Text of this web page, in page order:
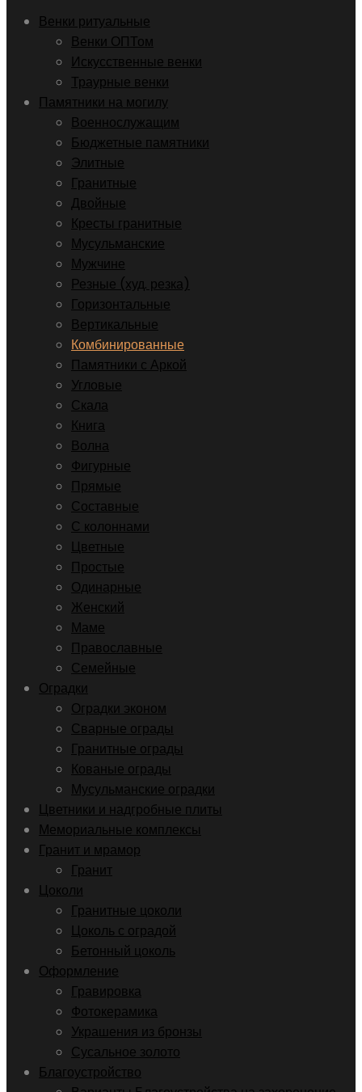
Венки ритуальные
Венки ОПТом
Искусственные венки
Траурные венки
Памятники на могилу
Военнослужащим
Бюджетные памятники
Элитные
Гранитные
Двойные
Кресты гранитные
Мусульманские
Мужчине
Резные (худ. резка)
Горизонтальные
Вертикальные
Комбинированные
Памятники с Аркой
Угловые
Скала
Книга
Волна
Фигурные
Прямые
Составные
С колоннами
Цветные
Простые
Одинарные
Женский
Маме
Православные
Семейные
Оградки
Оградки эконом
Сварные ограды
Гранитные ограды
Кованые ограды
Мусульманские оградки
Цветники и надгробные плиты
Мемориальные комплексы
Гранит и мрамор
Гранит
Цоколи
Гранитные цоколи
Цоколь с оградой
Бетонный цоколь
Оформление
Гравировка
Фотокерамика
Украшения из бронзы
Сусальное золото
Благоустройство